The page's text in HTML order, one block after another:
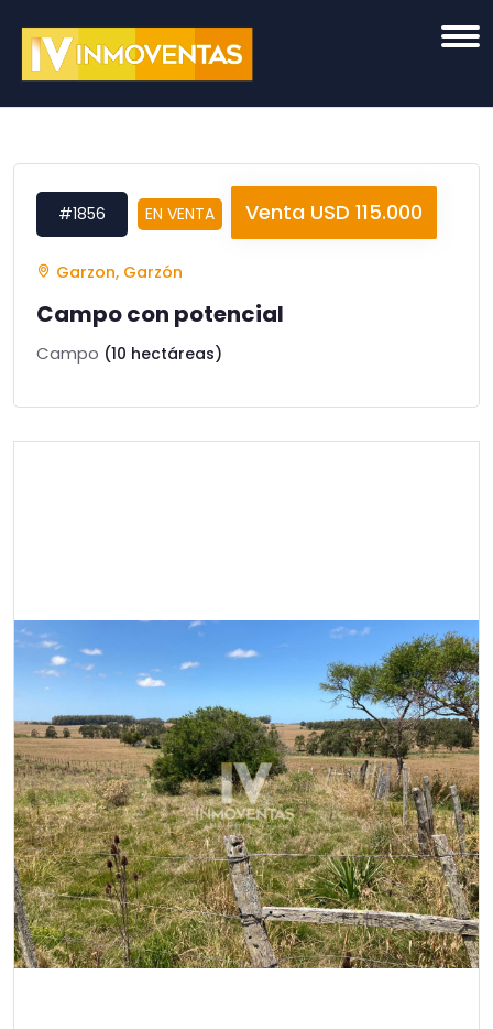
#1856 EN VENTA Venta USD 115.000
Garzon, Garzón
Campo con potencial
Campo (10 hectáreas)